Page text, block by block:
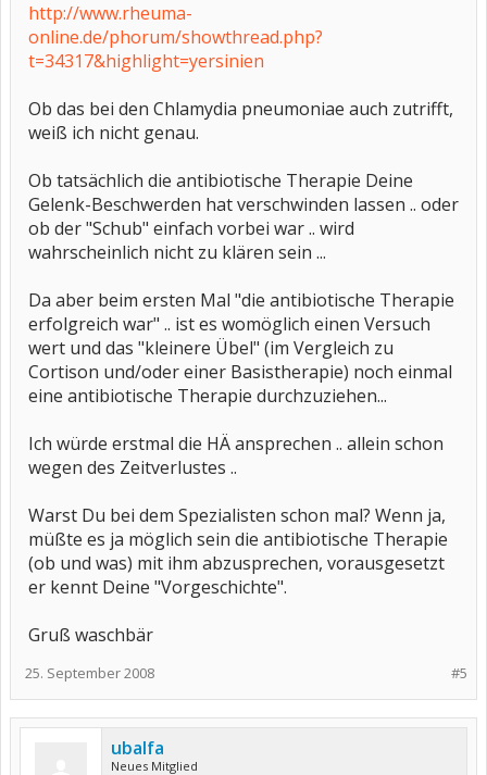
http://www.rheuma-
online.de/phorum/showthread.php?
t=34317&highlight=yersinien
Ob das bei den Chlamydia pneumoniae auch zutrifft,
weiß ich nicht genau.
Ob tatsächlich die antibiotische Therapie Deine
Gelenk-Beschwerden hat verschwinden lassen .. oder
ob der "Schub" einfach vorbei war .. wird
wahrscheinlich nicht zu klären sein ...
Da aber beim ersten Mal "die antibiotische Therapie
erfolgreich war" .. ist es womöglich einen Versuch
wert und das "kleinere Übel" (im Vergleich zu
Cortison und/oder einer Basistherapie) noch einmal
eine antibiotische Therapie durchzuziehen...
Ich würde erstmal die HÄ ansprechen .. allein schon
wegen des Zeitverlustes ..
Warst Du bei dem Spezialisten schon mal? Wenn ja,
müßte es ja möglich sein die antibiotische Therapie
(ob und was) mit ihm abzusprechen, vorausgesetzt
er kennt Deine "Vorgeschichte".
Gruß waschbär
#5
25. September 2008
ubalfa
Neues Mitglied